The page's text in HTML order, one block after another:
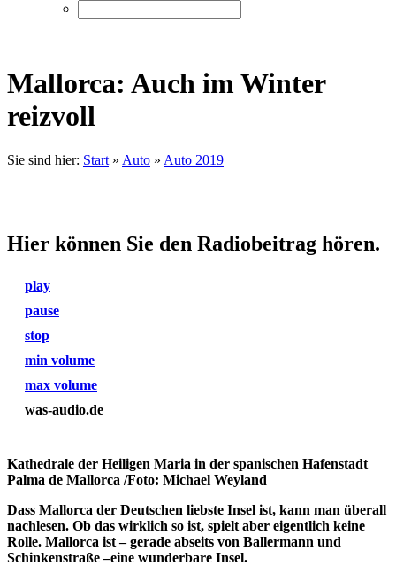
Mallorca: Auch im Winter
reizvoll
Sie sind hier: Start » Auto » Auto 2019
Hier können Sie den Radiobeitrag hören.
play
pause
stop
min volume
max volume
was-audio.de
Kathedrale der Heiligen Maria in der spanischen Hafenstadt
Palma de Mallorca /Foto: Michael Weyland
Dass Mallorca der Deutschen liebste Insel ist, kann man überall
nachlesen. Ob das wirklich so ist, spielt aber eigentlich keine
Rolle. Mallorca ist – gerade abseits von Ballermann und
Schinkenstraße –eine wunderbare Insel.